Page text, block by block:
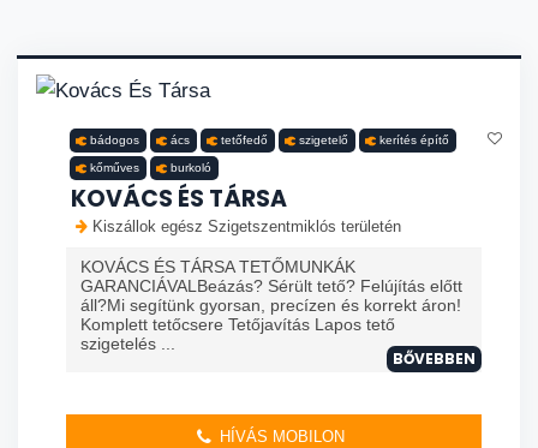
bádogos ács tetőfedő szigetelő kerítés építő
kőműves burkoló
KOVÁCS ÉS TÁRSA
Kiszállok egész Szigetszentmiklós területén
KOVÁCS ÉS TÁRSA TETŐMUNKÁK
GARANCIÁVALBeázás? Sérült tető? Felújítás előtt
áll?Mi segítünk gyorsan, precízen és korrekt áron!
Komplett tetőcsere Tetőjavítás Lapos tető
szigetelés ...
BŐVEBBEN
HÍVÁS MOBILON